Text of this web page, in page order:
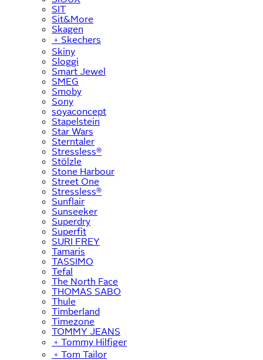
SIT
Sit&More
Skagen
﹢ Skechers
Skiny
Sloggi
Smart Jewel
SMEG
Smoby
Sony
soyaconcept
Stapelstein
Star Wars
Sterntaler
Stressless®
Stölzle
Stone Harbour
Street One
Stressless®
Sunflair
Sunseeker
Superdry
Superfit
SURI FREY
Tamaris
TASSIMO
Tefal
The North Face
THOMAS SABO
Thule
Timberland
Timezone
TOMMY JEANS
﹢ Tommy Hilfiger
﹢ Tom Tailor